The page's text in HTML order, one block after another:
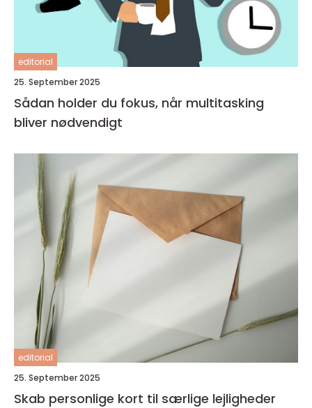
editorial
25. September 2025
Sådan holder du fokus, når multitasking
bliver nødvendigt
editorial
25. September 2025
Skab personlige kort til særlige lejligheder